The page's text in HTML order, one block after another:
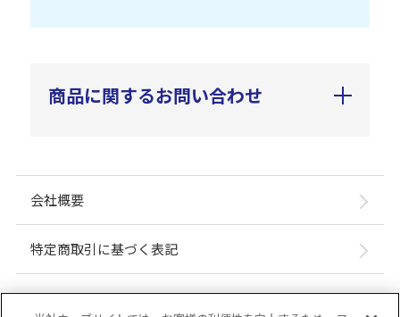
商品に関するお問い合わせ
会社概要
特定商取引に基づく表記
個人情報保護方針